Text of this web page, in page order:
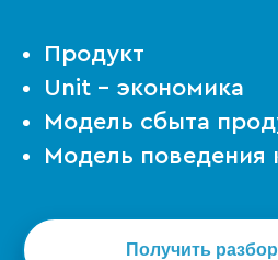
Продукт
Unit - экономика
Модель сбыта
Модель поведения
Получить